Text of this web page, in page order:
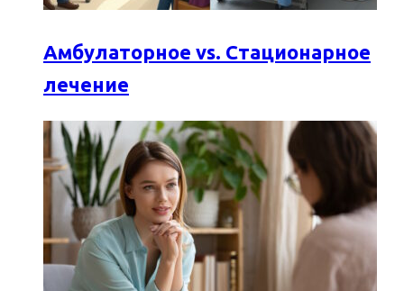
Амбулаторное vs. Стационарное
лечение